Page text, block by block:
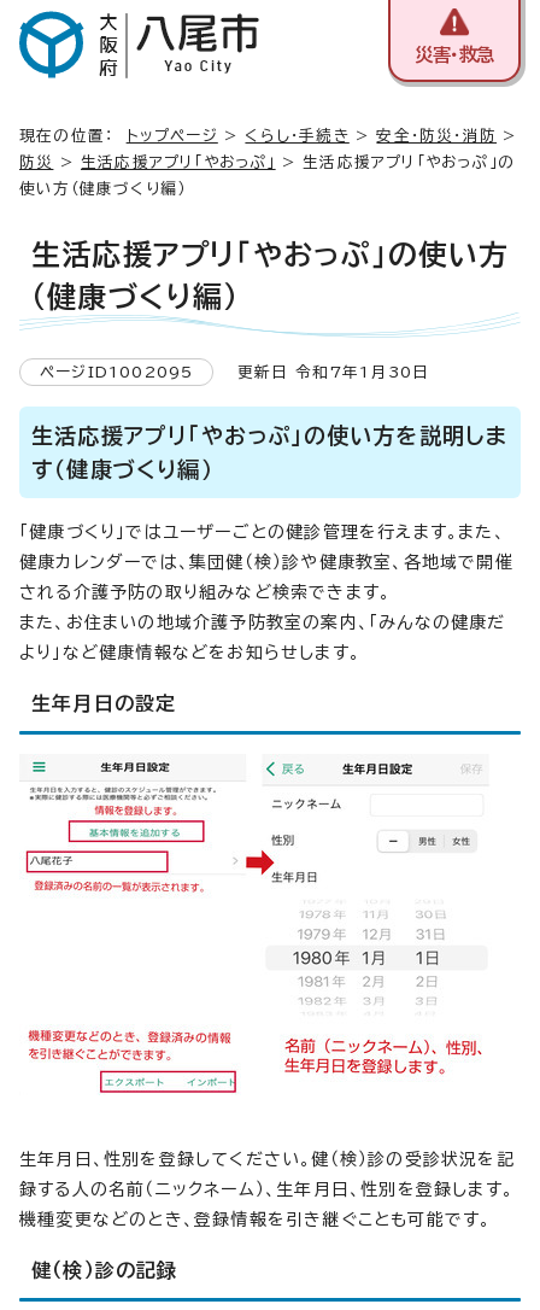
災害・救急
現在の位置： トップページ > くらし・手続き >安全・防災・消防
>
防災
>生活応援アプリ「やおっぷ」
> 生活応援アプリ「やおっぷ」の
使い方（健康づくり編）
生活応援アプリ「やおっぷ」の使い方
（健康づくり編）
ページID1002095 更新日 令和7年1月30日
生活応援アプリ「やおっぷ」の使い方を説明しま
す（健康づくり編）
「健康づくり」ではユーザーごとの健診管理を行えます。また、
健康カレンダーでは、集団健（検）診や健康教室、各地域で開催
される介護予防の取り組みなど検索できます。
また、お住まいの地域介護予防教室の案内、「みんなの健康だ
より」など健康情報などをお知らせします。
生年月日の設定
生年月日、性別を登録してください。健（検）診の受診状況を記
録する人の名前（ニックネーム）、生年月日、性別を登録します。
機種変更などのとき、登録情報を引き継ぐことも可能です。
健（検）診の記録